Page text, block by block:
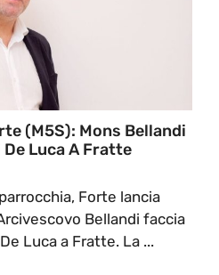
(M5S): Mons Bellandi
Luca A Fratte
Forte lancia
Bellandi faccia
Luca a Fratte. La ...